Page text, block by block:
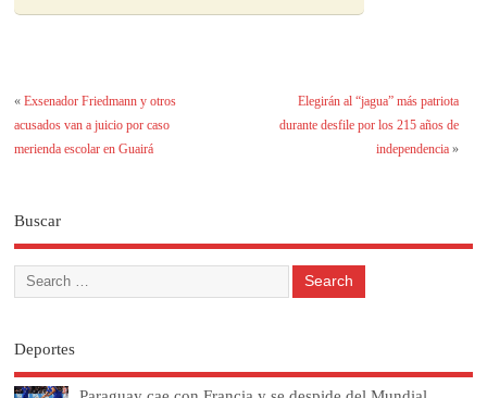
«Exsenador Friedmann y otros
acusados van a juicio por caso
merienda escolar en Guairá
Elegirán al “jagua” más patriota
durante desfile por los 215 años de
independencia»
Buscar
Deportes